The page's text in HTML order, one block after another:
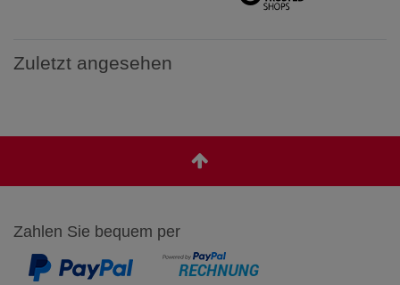
Zuletzt angesehen
Zahlen Sie bequem per